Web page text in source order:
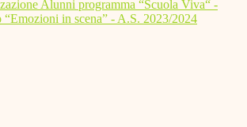
Alunni programma “Scuola Viva“ -
in scena” - A.S. 2023/2024